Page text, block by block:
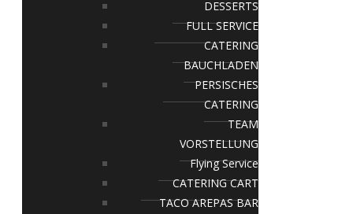
DESSERTS
FULL SERVICE
CATERING
BAUCHLADEN
PERSISCHES
CATERING
TEAM
VORSTELLUNG
Flying Service
CATERING CART
TACO AREPAS BAR